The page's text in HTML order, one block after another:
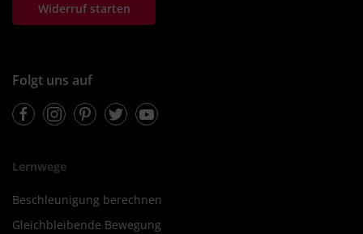
Widerruf starten
Folgt uns auf
FacebookInstagramPinterestTwitterYoutube
Lernwege
Beschleunigung berechnen
Gleichbleibende Bewegung